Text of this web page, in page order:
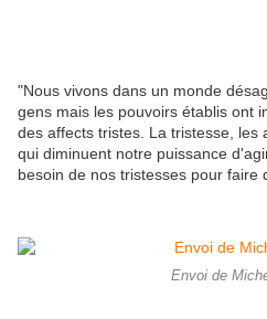
"Nous vivons dans un monde
gens mais les pouvoirs établis ont
des affects tristes. La tristesse, les
qui diminuent notre puissance
besoin de nos tristesses pour faire
Envoi de